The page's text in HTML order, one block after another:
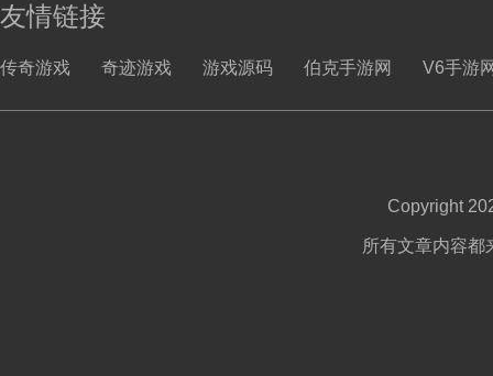
友情链接
传奇游戏 奇迹游戏 游戏源码 伯克手游网 V6手游
Copyright
所有文章内容都